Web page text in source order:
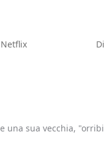
Netflix
una sua vecchia,